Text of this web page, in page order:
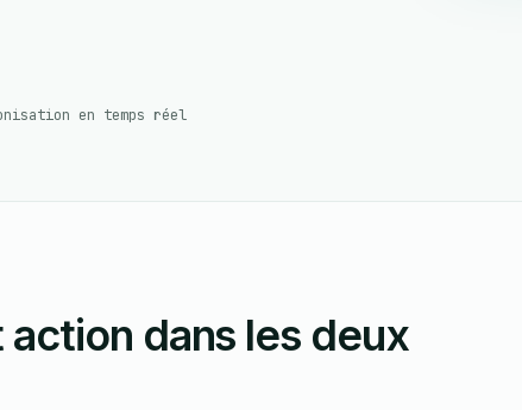
en temps réel
dans les deux